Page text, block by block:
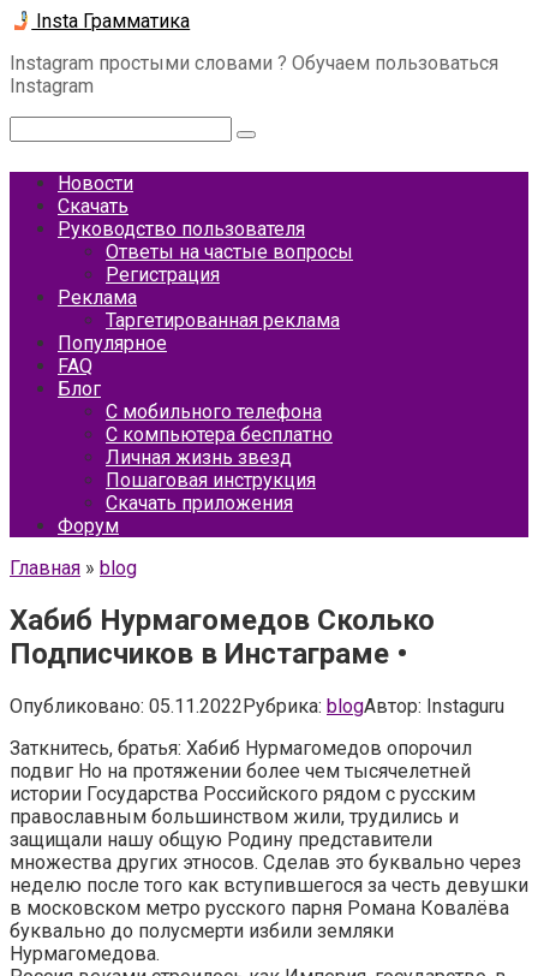
Перейти
контенту
Insta Грамматика
Instagram простыми словами ? Обучаем пользоваться
Instagram
Новости
Скачать
Руководство пользователя
Ответы на частые вопросы
Регистрация
Реклама
Таргетированная реклама
Популярное
FAQ
Блог
С мобильного телефона
С компьютера бесплатно
Личная жизнь звезд
Пошаговая инструкция
Скачать приложения
Форум
Главная » blog
Хабиб Нурмагомедов Сколько
Подписчиков в Инстаграме •
Опубликовано: 05.11.2022Рубрика: blogАвтор: Instaguru
Заткнитесь, братья: Хабиб Нурмагомедов опорочил
подвиг Но на протяжении более чем тысячелетней
истории Государства Российского рядом с русским
православным большинством жили, трудились и
защищали нашу общую Родину представители
множества других этносов. Сделав это буквально через
неделю после того как вступившегося за честь девушки
в московском метро русского парня Романа Ковалёва
буквально до полусмерти избили земляки
Нурмагомедова.